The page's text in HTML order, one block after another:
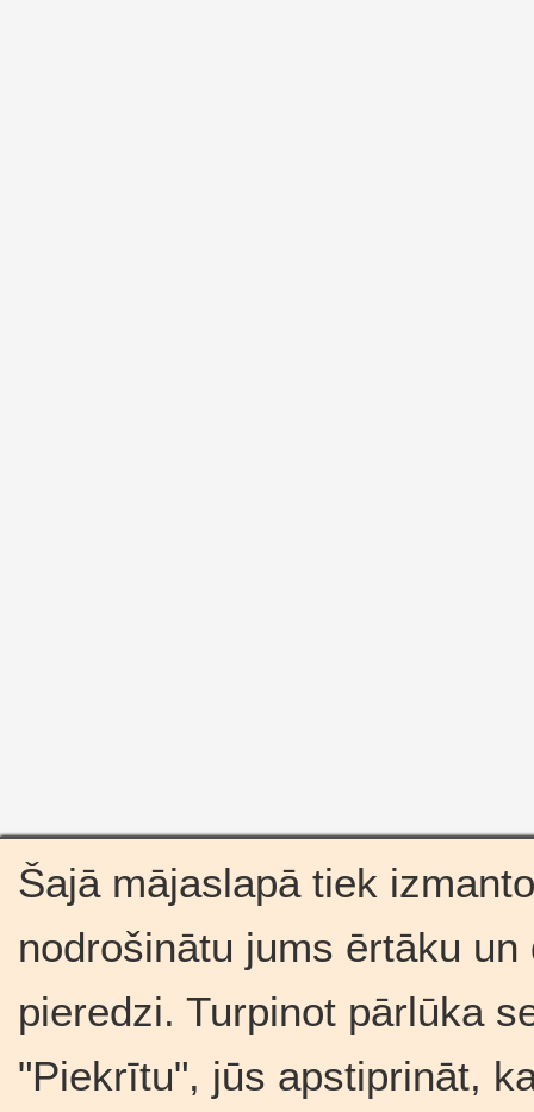
Šajā mājaslapā tiek
nodrošinātu jums ērtāku
pieredzi. Turpinot pārlūka
"Piekrītu", jūs apstiprināt,